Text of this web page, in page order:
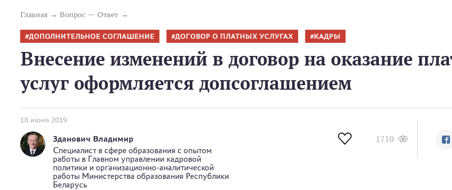
Главная Вопрос — Ответ
ДОПОЛНИТЕЛЬНОЕ СОГЛАШЕНИЕ ДОГОВОР О ПЛАТНЫХ УСЛУГАХ КАДРЫ
Внесение изменений в договор на оказание
услуг оформляется допсоглашением
18 июня 2019
Зданович Владимир
Специалист в сфере образования с опытом
работы в Главном управлении кадровой
политики и организационно-аналитической
работы Министерства образования Республики
Беларусь
1710